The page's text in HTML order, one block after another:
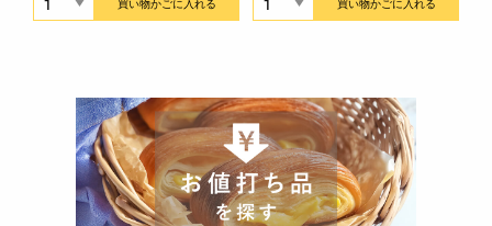
買い物かごに入れる 買い物かごに入れる